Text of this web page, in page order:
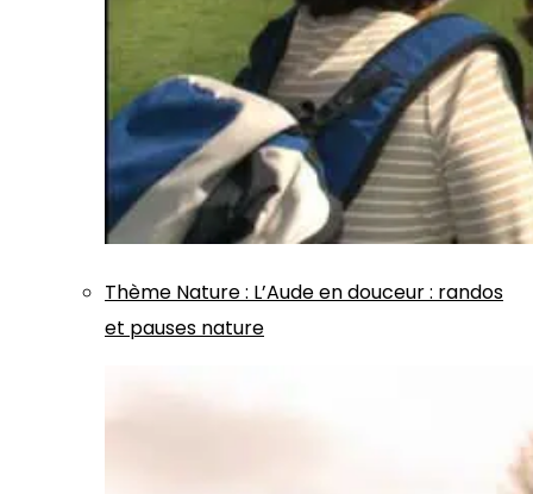
Thème Nature: L’Aude en douceur : randos
et pauses nature